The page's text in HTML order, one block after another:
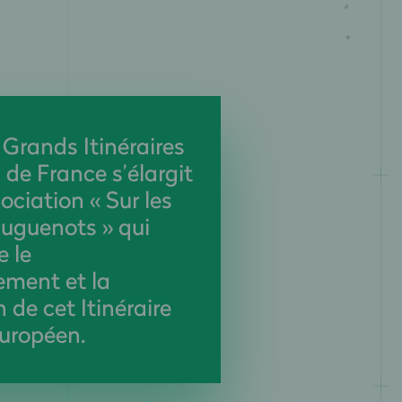
Itinéraires
France s’élargit
« Sur les
» qui
le
et la
de cet Itinéraire